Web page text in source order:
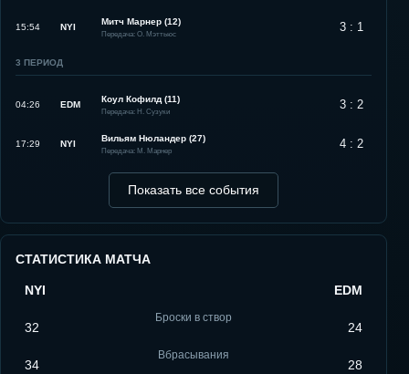
15:54 NYI
Митч Марнер (12)
Передача: О. Мэттьюс 3 : 1
3 ПЕРИОД
04:26 EDM
Коул Кофилд (11)
Передача: Н. Сузуки 3 : 2
17:29 NYI
Вильям Нюландер (27)
Передача: М. Марнер 4 : 2
Показать все события
СТАТИСТИКА МАТЧА
NYI EDM
32
Броски в створ
24
34
Вбрасывания
28